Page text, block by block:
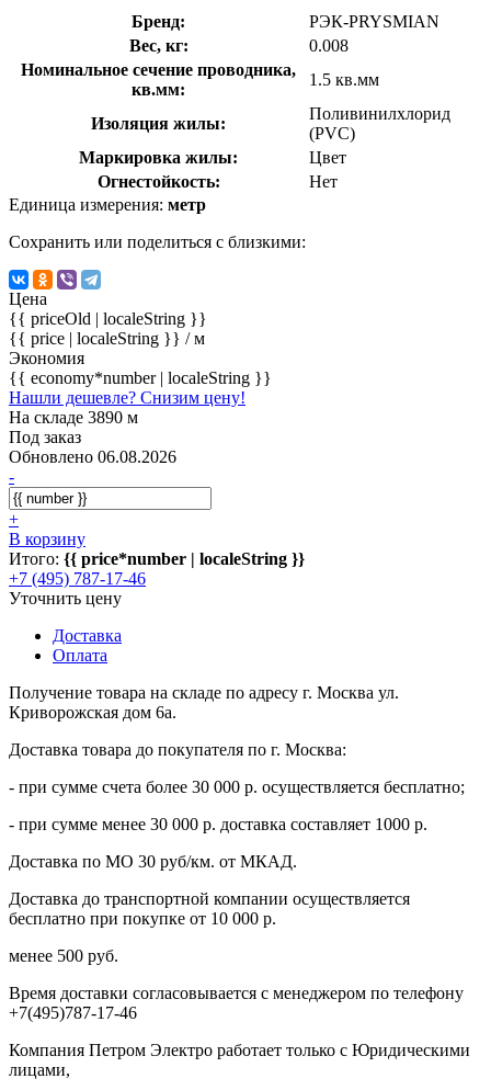
Бренд:
РЭК-PRYSMIAN
Вес, кг:
0.008
Номинальное сечение проводника,
кв.мм:
1.5 кв.мм
Изоляция жилы:
Поливинилхлорид
(PVC)
Маркировка жилы:
Цвет
Огнестойкость:
Нет
Единица измерения: метр
Сохранить или поделиться с близкими:
Цена
{{ priceOld | localeString }}
{{ price | localeString }} / м
Экономия
{{ economy*number | localeString }}
Нашли дешевле? Снизим цену!
На складе 3890 м
Под заказ
Обновлено 06.08.2026
-
+
В корзину
Итого: {{ price*number | localeString }}
+7 (495) 787-17-46
Уточнить цену
Доставка
Оплата
Получение товара на складе по адресу г. Москва ул.
Криворожская дом 6а.
Доставка товара до покупателя по г. Москва:
- при сумме счета более 30 000 р. осуществляется бесплатно;
- при сумме менее 30 000 р. доставка составляет 1000 р.
Доставка по МО 30 руб/км. от МКАД.
Доставка до транспортной компании осуществляется
бесплатно при покупке от 10 000 р.
менее 500 руб.
Время доставки согласовывается с менеджером по телефону
+7(495)787-17-46
Компания Петром Электро работает только с Юридическими
лицами,